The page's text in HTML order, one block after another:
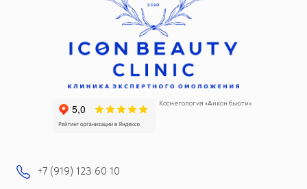
Косметология «Айкон бьюти»
+7 (919) 123 60 10